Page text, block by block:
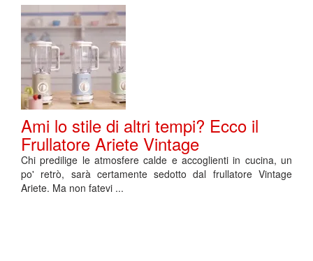
Ami lo stile di altri tempi? Ecco il
Frullatore Ariete Vintage
Chi predilige le atmosfere calde e accoglienti in cucina, un
po' retrò, sarà certamente sedotto dal frullatore Vintage
Ariete. Ma non fatevi ...